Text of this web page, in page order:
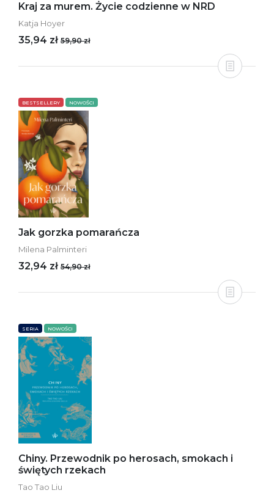
Kraj za murem. Życie codzienne w NRD
Katja Hoyer
35,94 zł 59,90 zł
BESTSELLERY NOWOŚCI
Jak gorzka pomarańcza
Milena Palminteri
32,94 zł 54,90 zł
SERIA NOWOŚCI
Chiny. Przewodnik po herosach, smokach i
świętych rzekach
Tao Tao Liu